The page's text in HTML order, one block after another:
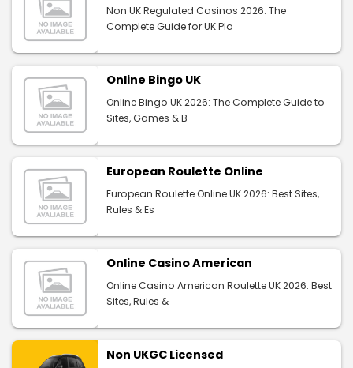
Non UK Regulated Casinos 2026: The
Complete Guide for UK Pla
Online Bingo UK
Online Bingo UK 2026: The Complete Guide to
Sites, Games & B
European Roulette Online
European Roulette Online UK 2026: Best Sites,
Rules & Es
Online Casino American
Online Casino American Roulette UK 2026: Best
Sites, Rules &
Non UKGC Licensed